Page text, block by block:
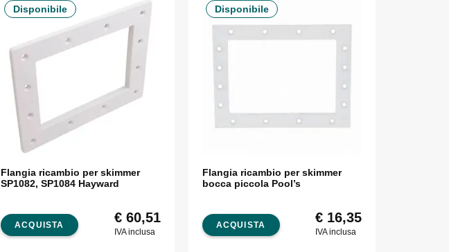
Disponibile
Flangia ricambio per skimmer
SP1082, SP1084 Hayward
ACQUISTA €60,51
IVA inclusa
Disponibile
Flangia ricambio per skimmer
bocca piccola Pool’s
ACQUISTA € 16,35
IVA inclusa